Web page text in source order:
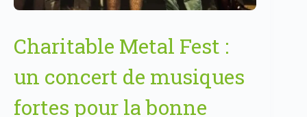
Charitable Metal Fest :
un concert de musiques
fortes pour la bonne